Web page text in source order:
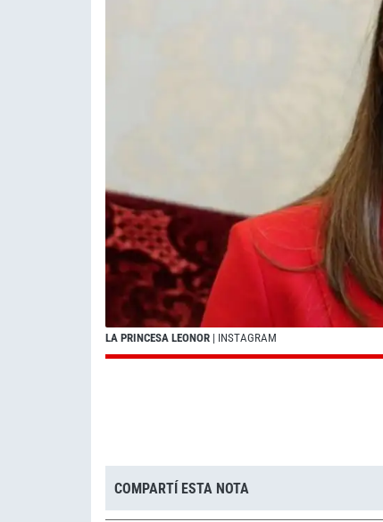
LA PRINCESA LEONOR | INSTAGRAM
COMPARTÍ ESTA NOTA